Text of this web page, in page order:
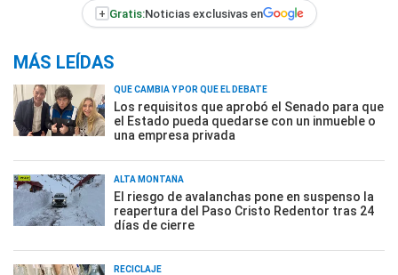
+ Gratis:Noticias exclusivas en
MÁS LEÍDAS
QUÉ CAMBIA Y POR QUÉ EL DEBATE
Los requisitos que aprobó el Senado para que
el Estado pueda quedarse con un inmueble o
una empresa privada
ALTA MONTAÑA
El riesgo de avalanchas pone en suspenso la
reapertura del Paso Cristo Redentor tras 24
días de cierre
RECICLAJE